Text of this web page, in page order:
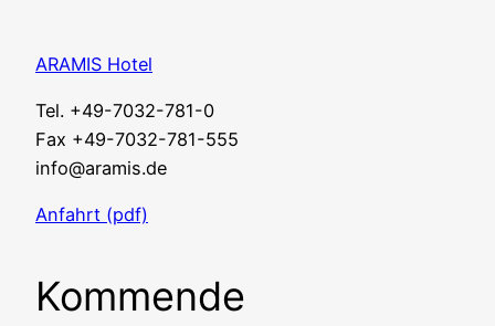
ARAMIS Hotel
Tel. +49-7032-781-0
Fax +49-7032-781-555
info@aramis.de
Anfahrt (pdf)
Kommende